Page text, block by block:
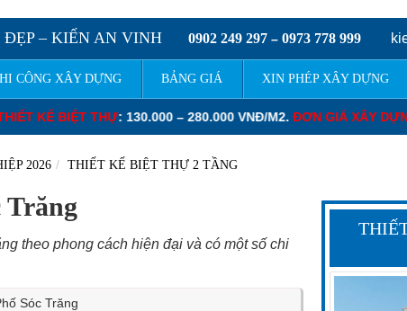
– KIẾN AN VINH 0902 249 297 – 0973 778 999
CÔNG XÂY DỰNG BẢNG GIÁ XIN PHÉP XÂY DỰNG
XÂY DỰNG PHẦN THÔ NHÀ PHỐ: 3.250.000 – 3.400.000 VNĐ/
2026 THIẾT KẾ BIỆT THỰ 2 TẦNG
Trăng
theo phong cách hiện đại và có một số chi
Sóc Trăng